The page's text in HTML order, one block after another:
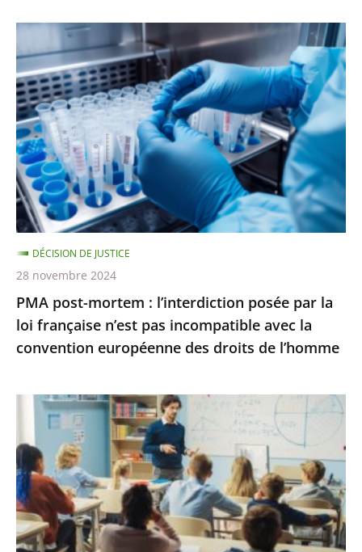
Paris
mettre
à
disposition
une
salle
pour
une
conféren...
PMA
post-
mortem
:
l’interdiction
posée
par
la
loi
française
n’est
pas
incompatible
avec
la
européenne
droits
de
l’homme
PMA post-mortem : l’interdiction posée par la
loi française n’est pas incompatible avec la
convention européenne des droits de l’homme
DÉCISION DE JUSTICE
28 novembre 2024
poursuite
des
«
groupes
de
besoins